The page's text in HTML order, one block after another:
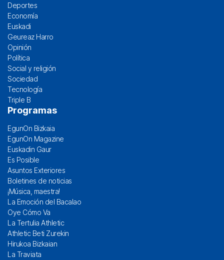
Deportes
Economía
Euskadi
Geureaz Harro
Opinión
Política
Social y religión
Sociedad
Tecnología
Triple B
Programas
EgunOn Bizkaia
EgunOn Magazine
Euskadin Gaur
Es Posible
Asuntos Exteriores
Boletines de noticias
¡Música, maestra!
La Emoción del Bacalao
Oye Cómo Va
La Tertulia Athletic
Athletic Beti Zurekin
Hirukoa Bizkaian
La Traviata